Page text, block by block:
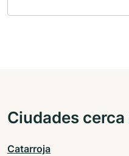
Ciudades cerca
Catarroja